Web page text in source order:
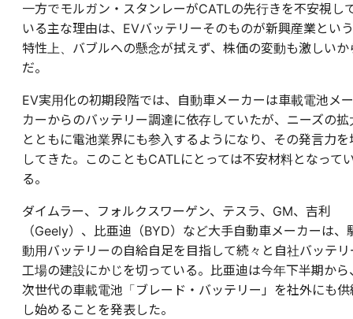
一方でモルガン・スタンレーがCATLの先行きを不安視し
いる主な理由は、EVバッテリーそのものが新興産業という
特性上、バブルへの懸念が拭えず、株価の変動も激しいか
だ。
EV実用化の初期段階では、自動車メーカーは車載電池メー
カーからのバッテリー調達に依存していたが、ニーズの拡
とともに電池業界にも参入するようになり、その発言力を
してきた。このこともCATLにとっては不安材料となって
る。
ダイムラー、フォルクスワーゲン、テスラ、GM、吉利
（Geely）、比亜迪（BYD）など大手自動車メーカーは、
動用バッテリーの自給自足を目指して続々と自社バッテリ
工場の建設にかじを切っている。比亜迪は今年下半期から
次世代の車載電池「ブレード・バッテリー」を社外にも供
し始めることを発表した。